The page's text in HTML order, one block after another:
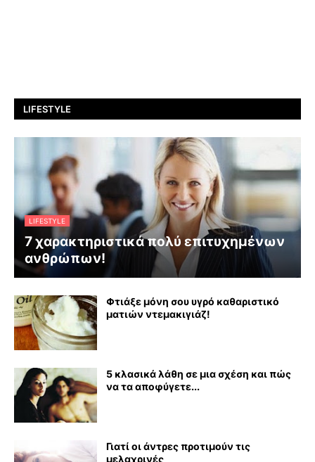
LIFESTYLE
LIFESTYLE
7 χαρακτηριστικά πολύ επιτυχημένων
ανθρώπων!
Φτιάξε μόνη σου υγρό καθαριστικό
ματιών ντεμακιγιάζ!
5 κλασικά λάθη σε μια σχέση και πώς
να τα αποφύγετε...
Γιατί οι άντρες προτιμούν τις
μελαχρινές